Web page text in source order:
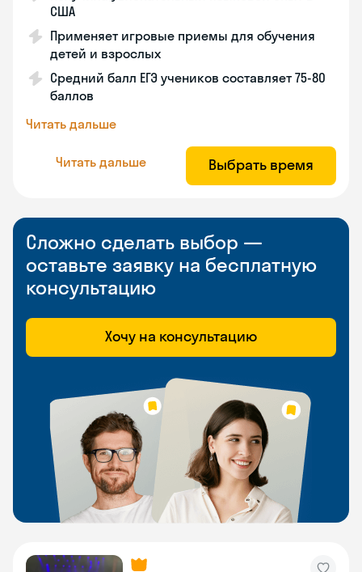
США
Применяет игровые приемы для обучения
детей и взрослых
Средний балл ЕГЭ учеников составляет 75-80
баллов
Читать дальше
Читать дальше Выбрать время
Сложно сделать выбор —
оставьте заявку на бесплатную
консультацию
Хочу на консультацию